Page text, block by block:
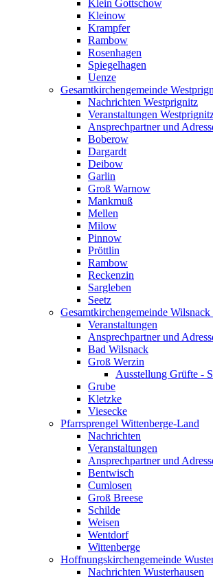
Klein Gottschow
Kleinow
Krampfer
Rambow
Rosenhagen
Spiegelhagen
Uenze
Gesamtkirchengemeinde
Nachrichten Westprignitz
Veranstaltungen
Ansprechpartner und
Boberow
Dargardt
Deibow
Garlin
Groß Warnow
Mankmuß
Mellen
Milow
Pinnow
Pröttlin
Rambow
Reckenzin
Sargleben
Seetz
Gesamtkirchengemeinde Wilsnack
Veranstaltungen
Ansprechpartner und
Bad Wilsnack
Groß Werzin
Ausstellung Grüfte -
Grube
Kletzke
Viesecke
Pfarrsprengel Wittenberge-Land
Nachrichten
Veranstaltungen
Ansprechpartner und
Bentwisch
Cumlosen
Groß Breese
Schilde
Weisen
Wentdorf
Wittenberge
Hoffnungskirchengemeinde
Nachrichten Wusterhausen